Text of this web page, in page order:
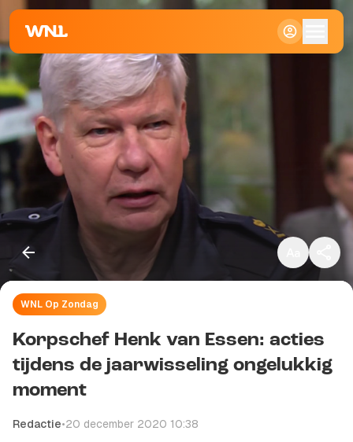
Klein
Standaard
WNL Op Zondag
Korpschef Henk van Essen: acties
tijdens de jaarwisseling ongelukkig
moment
Redactie•20 december 2020 10:38